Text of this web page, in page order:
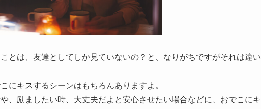
とは、友達としてしか見ていないの？と、なりがちですがそれは違い
にキスするシーンはもちろんありますよ。
、励ましたい時、大丈夫だよと安心させたい場合などに、おでこにキ